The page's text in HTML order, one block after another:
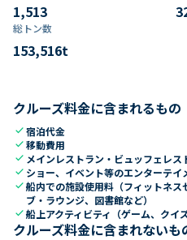
1,513
総トン数​
153,516t
クルーズ料金に含まれるもの
check宿泊代金
check移動費用
check メインレストラン・ビュッフェレ
check ショー、イベント等のエンターテイ
check船内での施設使用料（フィットネ
ブ・ラウンジ、図書館など）
check船上アクティビティ（ゲーム、クイ
クルーズ料金に含まれないも